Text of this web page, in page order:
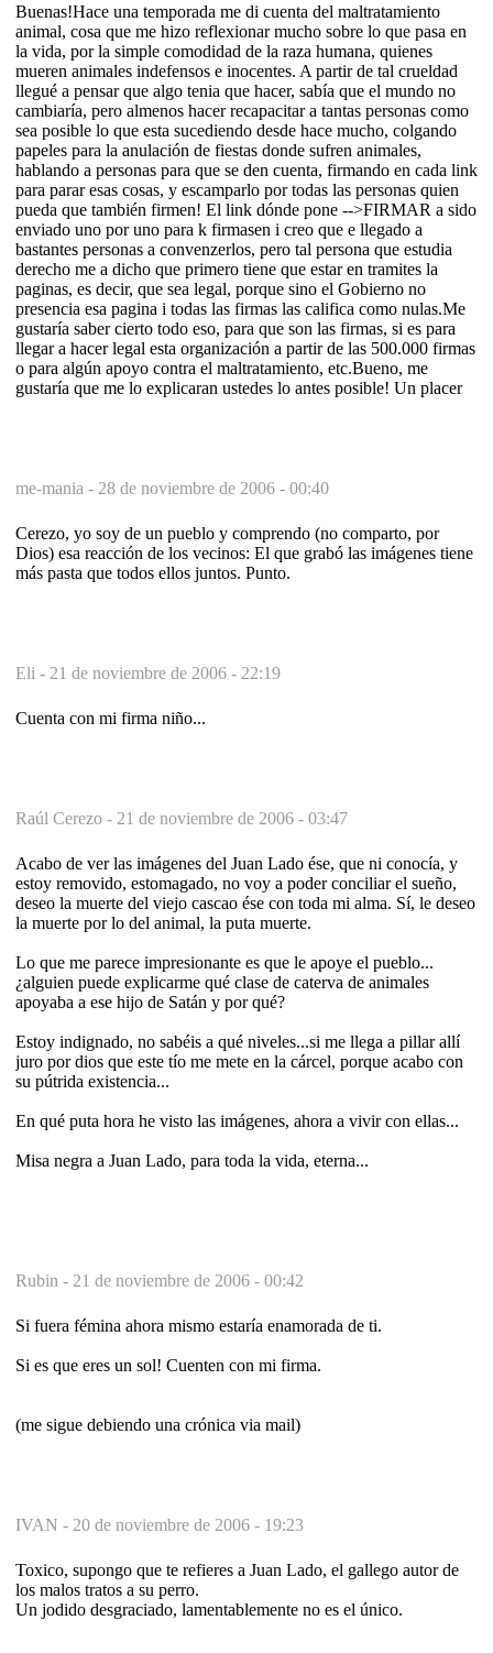
Buenas!Hace una temporada me di cuenta del maltratamiento
animal, cosa que me hizo reflexionar mucho sobre lo que pasa en
la vida, por la simple comodidad de la raza humana, quienes
mueren animales indefensos e inocentes. A partir de tal crueldad
llegué a pensar que algo tenia que hacer, sabía que el mundo no
cambiaría, pero almenos hacer recapacitar a tantas personas como
sea posible lo que esta sucediendo desde hace mucho, colgando
papeles para la anulación de fiestas donde sufren animales,
hablando a personas para que se den cuenta, firmando en cada link
para parar esas cosas, y escamparlo por todas las personas quien
pueda que también firmen! El link dónde pone -->FIRMAR a sido
enviado uno por uno para k firmasen i creo que e llegado a
bastantes personas a convenzerlos, pero tal persona que estudia
derecho me a dicho que primero tiene que estar en tramites la
paginas, es decir, que sea legal, porque sino el Gobierno no
presencia esa pagina i todas las firmas las califica como nulas.Me
gustaría saber cierto todo eso, para que son las firmas, si es para
llegar a hacer legal esta organización a partir de las 500.000 firmas
o para algún apoyo contra el maltratamiento, etc.Bueno, me
gustaría que me lo explicaran ustedes lo antes posible! Un placer
me-mania - 28 de noviembre de 2006 - 00:40
Cerezo, yo soy de un pueblo y comprendo (no comparto, por
Dios) esa reacción de los vecinos: El que grabó las imágenes tiene
más pasta que todos ellos juntos. Punto.
Eli - 21 de noviembre de 2006 - 22:19
Cuenta con mi firma niño...
Raúl Cerezo - 21 de noviembre de 2006 - 03:47
Acabo de ver las imágenes del Juan Lado ése, que ni conocía, y
estoy removido, estomagado, no voy a poder conciliar el sueño,
deseo la muerte del viejo cascao ése con toda mi alma. Sí, le deseo
la muerte por lo del animal, la puta muerte.
Lo que me parece impresionante es que le apoye el pueblo...
¿alguien puede explicarme qué clase de caterva de animales
apoyaba a ese hijo de Satán y por qué?
Estoy indignado, no sabéis a qué niveles...si me llega a pillar allí
juro por dios que este tío me mete en la cárcel, porque acabo con
su pútrida existencia...
En qué puta hora he visto las imágenes, ahora a vivir con ellas...
Misa negra a Juan Lado, para toda la vida, eterna...
Rubin - 21 de noviembre de 2006 - 00:42
Si fuera fémina ahora mismo estaría enamorada de ti.
Si es que eres un sol! Cuenten con mi firma.
(me sigue debiendo una crónica via mail)
IVAN - 20 de noviembre de 2006 - 19:23
Toxico, supongo que te refieres a Juan Lado, el gallego autor de
los malos tratos a su perro.
Un jodido desgraciado, lamentablemente no es el único.